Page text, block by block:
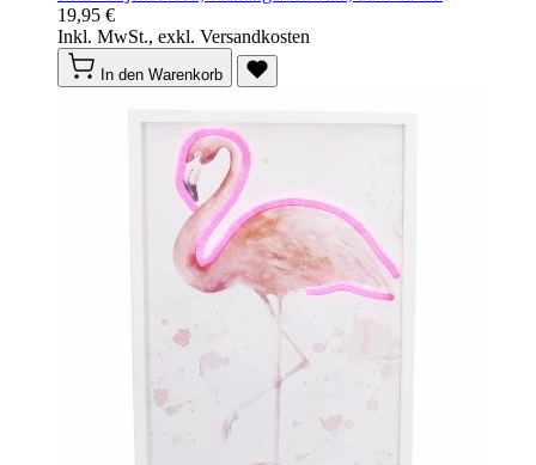
19,95 €
Inkl. MwSt., exkl. Versandkosten
In den Warenkorb